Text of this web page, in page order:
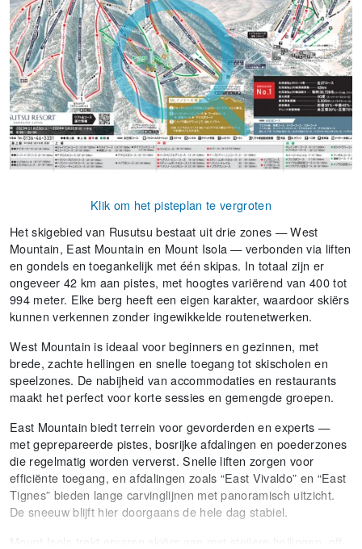
Klik om het pisteplan te vergroten
Het skigebied van Rusutsu bestaat uit drie zones — West
Mountain, East Mountain en Mount Isola — verbonden via liften
en gondels en toegankelijk met één skipas. In totaal zijn er
ongeveer 42 km aan pistes, met hoogtes variërend van 400 tot
994 meter. Elke berg heeft een eigen karakter, waardoor skiërs
kunnen verkennen zonder ingewikkelde routenetwerken.
West Mountain is ideaal voor beginners en gezinnen, met
brede, zachte hellingen en snelle toegang tot skischolen en
speelzones. De nabijheid van accommodaties en restaurants
maakt het perfect voor korte sessies en gemengde groepen.
East Mountain biedt terrein voor gevorderden en experts —
met geprepareerde pistes, bosrijke afdalingen en poederzones
die regelmatig worden ververst. Snelle liften zorgen voor
efficiënte toegang, en afdalingen zoals “East Vivaldo” en “East
Tignes” bieden lange carvinglijnen met panoramisch uitzicht.
De sneeuw blijft hier doorgaans de hele dag stabiel.